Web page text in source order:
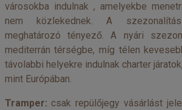
városokba indulnak , amelyekbe
nem közlekednek. A
meghatározó tényező. A nyári
mediterrán térségbe, míg télen
távolabbi helyekre indulnak charter
mint Európában.
Tramper: csak repülőjegy vásárlást